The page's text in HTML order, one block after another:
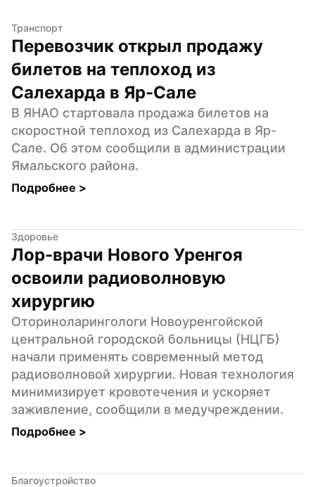
Транспорт
Перевозчик открыл продажу
билетов на теплоход из
Салехарда в Яр-Сале
В ЯНАО стартовала продажа билетов на
скоростной теплоход из Салехарда в Яр-
Сале. Об этом сообщили в администрации
Ямальского района.
Подробнее >
Здоровье
Лор-врачи Нового Уренгоя
освоили радиоволновую
хирургию
Оториноларингологи Новоуренгойской
центральной городской больницы (НЦГБ)
начали применять современный метод
радиоволновой хирургии. Новая технология
минимизирует кровотечения и ускоряет
заживление, сообщили в медучреждении.
Подробнее >
Благоустройство